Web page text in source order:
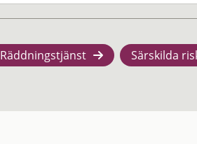
Räddningstjänst Särskilda